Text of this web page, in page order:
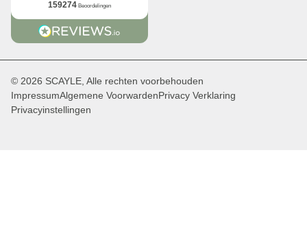
159274 Beoordelingen
© 2026 SCAYLE, Alle rechten voorbehouden
ImpressumAlgemene VoorwardenPrivacy Verklaring
Privacyinstellingen